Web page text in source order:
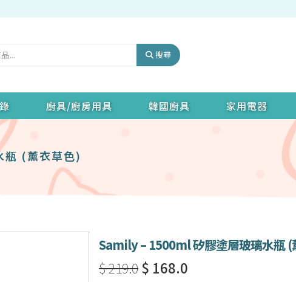
搜尋
廚具/廚房用具 韓國廚具 家用電器
(薰衣草色)
Samily – 1500ml 矽膠塗層玻璃水瓶 (
$ 219.0$ 168.0